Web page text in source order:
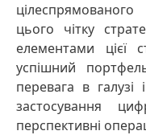
цього чітку
елементами цієї
успішний
перевага в галузі
застосування
перспективні